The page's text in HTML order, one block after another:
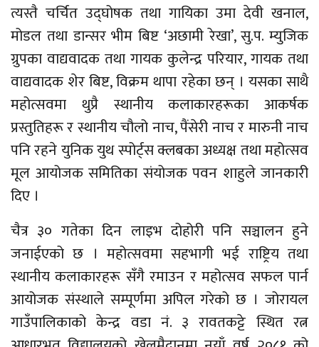
त्यस्तै चर्चित उद्घोषक तथा गायिका उमा देवी खनाल,
मोडल तथा डान्सर भीम बिष्ट ‘अछामी रेखा’,सु.प. म्युजिक
ग्रुपका वाद्यवादक तथा गायक कुलेन्द्र परियार, गायक तथा
वाद्यवादक शेर बिष्ट, विक्रम थापा रहेका छन् । यसका साथै
महोत्सवमा थुप्रै स्थानीय कलाकारहरूका आकर्षक
प्रस्तुतिहरू र स्थानीयचौलोनाच,पैंसेरीनाच र मारुनी नाच
पनि रहनेयुनिकयुथ स्पोर्ट्स क्लबका अध्यक्ष तथा महोत्सव
मूल आयोजक समितिका संयोजक पवन शाहुलेजानकारी
दिए ।
चैत्र ३० गतेका दिन लाइभ दोहोरी पनि सञ्चालन हुने
जनाईएको छ । महोत्सवमा सहभागी भई राष्ट्रिय तथा
स्थानीय कलाकारहरू सँगै रमाउन र महोत्सव सफल पार्न
आयोजक संस्थाले सम्पूर्णमाअपिल गरेको छ । जोरायल
गाउँपालिकाको केन्द्र वडा नं.३रावतकट्टे स्थित रत्न